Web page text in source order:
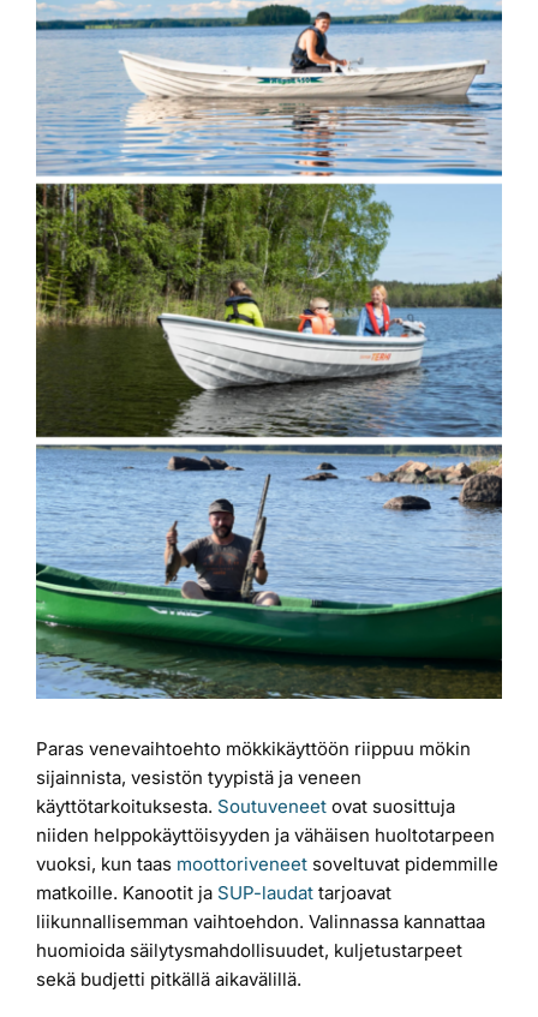
Laiturit
Valmistajat
Rahoitus
Asiakaskokemuksia
Paras venevaihtoehto mökkikäyttöön riippuu mökin
sijainnista, vesistön tyypistä ja veneen
käyttötarkoituksesta. Soutuveneet ovat suosittuja
niiden helppokäyttöisyyden ja vähäisen huoltotarpeen
vuoksi, kun taas moottoriveneet soveltuvat pidemmille
matkoille. Kanootit ja SUP-laudat tarjoavat
liikunnallisemman vaihtoehdon. Valinnassa kannattaa
huomioida säilytysmahdollisuudet, kuljetustarpeet
sekä budjetti pitkällä aikavälillä.